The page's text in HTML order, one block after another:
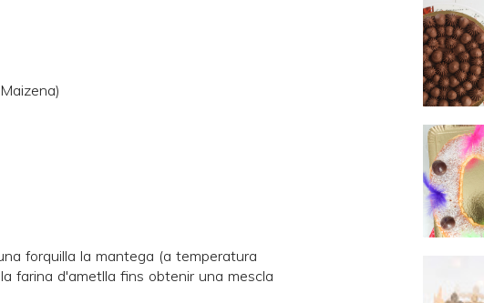
forquilla la mantega (a temperatura
farina d'ametlla fins obtenir una mescla